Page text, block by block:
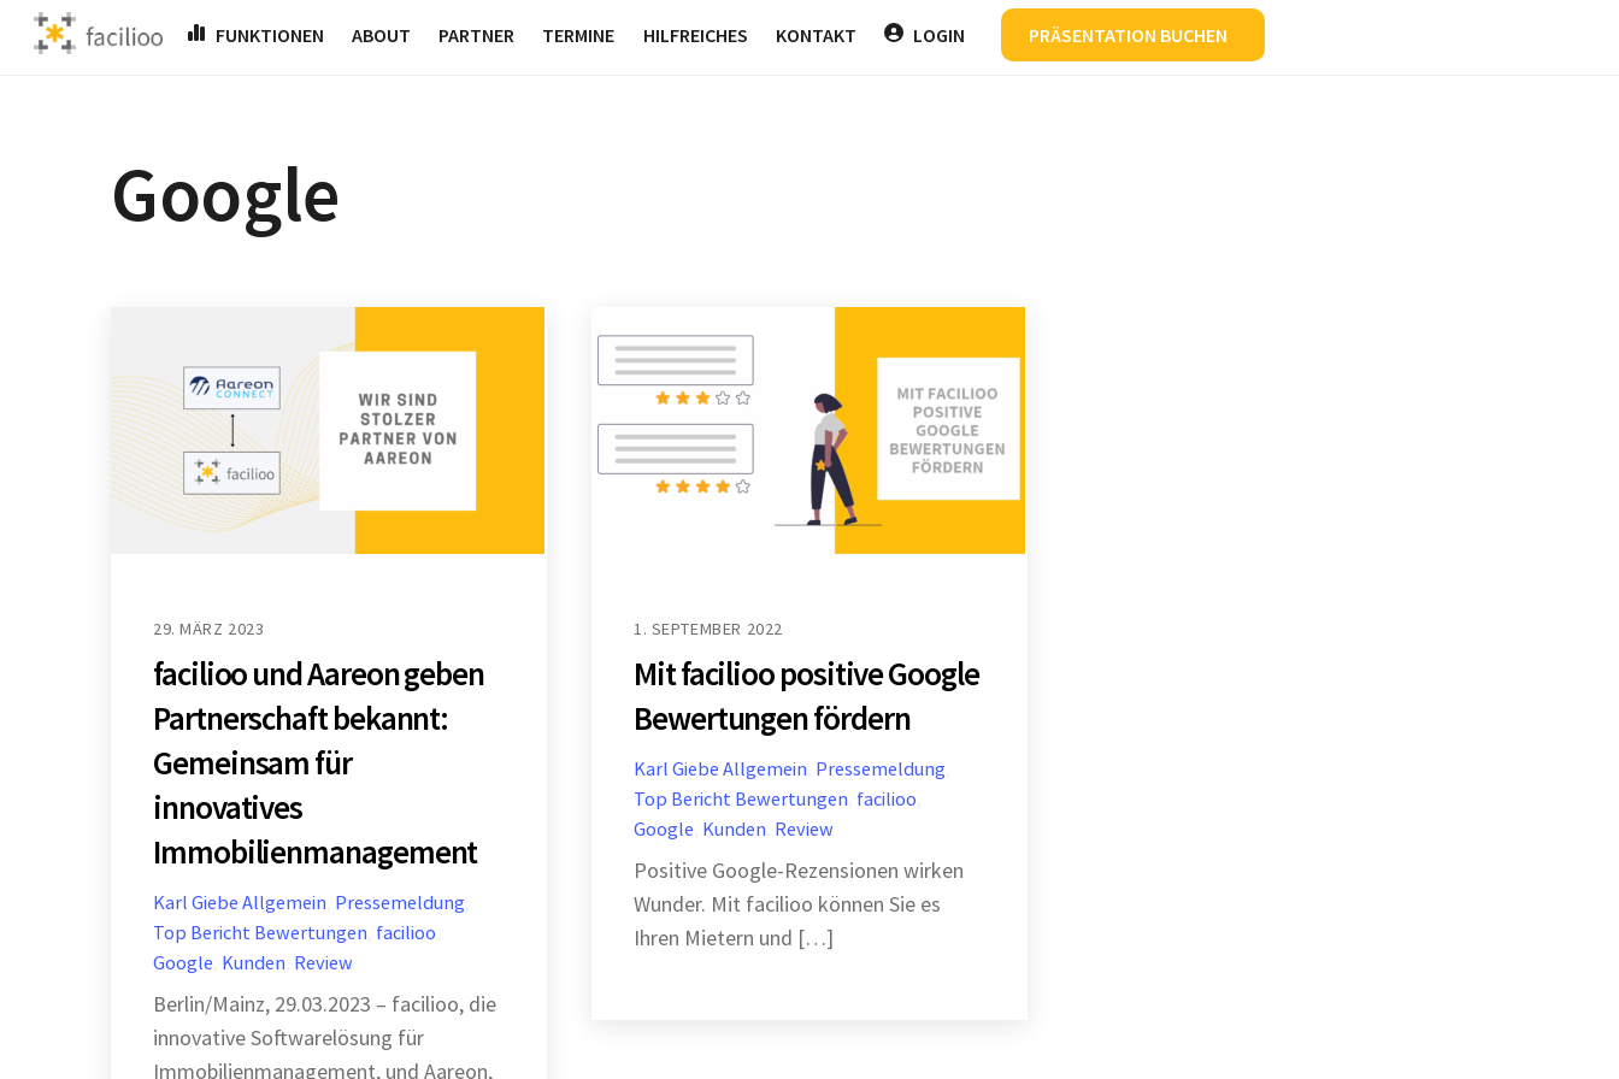
Skip
FUNKTIONEN ABOUT PARTNER TERMINE HILFREICHES KONTAKT LOGIN PRÄSENTATION BUCHEN
Google
29. MÄRZ 2023
facilioo und Aareon geben
Partnerschaft bekannt:
Gemeinsam für
innovatives
Immobilienmanagement
Karl Giebe Allgemein Pressemeldung
Top Bericht Bewertungen facilioo
Google Kunden Review
Berlin/Mainz, 29.03.2023 – facilioo, die
innovative Softwarelösung für
Immobilienmanagement, und Aareon,
1. SEPTEMBER 2022
Mit facilioo positive Google
Bewertungen fördern
Karl Giebe Allgemein Pressemeldung
Top Bericht Bewertungen facilioo
Google Kunden Review
Positive Google-Rezensionen wirken
Wunder. Mit facilioo können Sie es
Ihren Mietern und […]